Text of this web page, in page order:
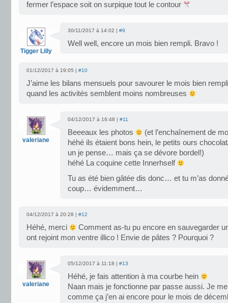
fermer l’espace soit on surpique tout le contour
Tigger Lilly
30/11/2017 à 14:02 | #9
Well well, encore un mois bien rempli. Bravo !
01/12/2017 à 19:05 | #10
J’aime les bilans mensuels pour savourer le mois bien
quand les activités semblent moins nombreuses
valeriane
04/12/2017 à 16:48 | #11
Beeeaux les photos
(et l’enchaînement de
héhé ils étaient bons hein, le petits ours
un je pense… mais ça se dévore bordel!)
héhé La coquine cette Innerhself
Tu as été bien gâtée dis donc… et tu m’as
coup… évidemment…
04/12/2017 à 20:28 | #12
Héhé, merci
Comment as-tu pu encore en sauvegarder
ont rejoint mon ventre illico ! Envie de pâtes ? Pourquoi ?
valeriane
05/12/2017 à 11:18 | #13
Héhé, je fais attention à ma courbe hein
Naan mais je fonctionne par passe aussi. Je
comme ça j’en ai encore pour le mois de